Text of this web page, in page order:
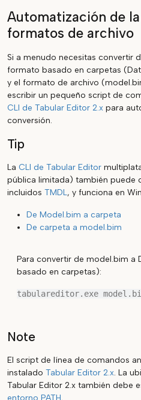
Automatización de
formatos de archivo
Si a menudo necesitas convertir
formato basado en carpetas
y el formato de archivo
escribir un pequeño script de
CLI de Tabular Editor 2.x para
conversión.
Tip
La CLI de Tabular Editor
pública limitada) también puede
incluidos TMDL, y funciona en
De Model.bim a carpeta
De carpeta a model.bim
Para convertir de model.bim a
basado en carpetas):
Note
El script de línea de comandos
instalado Tabular Editor 2.x. La
Tabular Editor 2.x también debe
entorno PATH.